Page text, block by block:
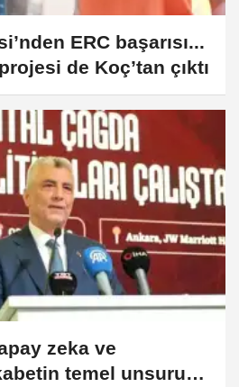
ERC başarısı...
de Koç’tan çıktı
zeka ve
temel unsuru